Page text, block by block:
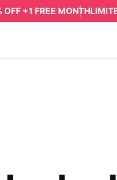
OFF +1 FREE MONTH